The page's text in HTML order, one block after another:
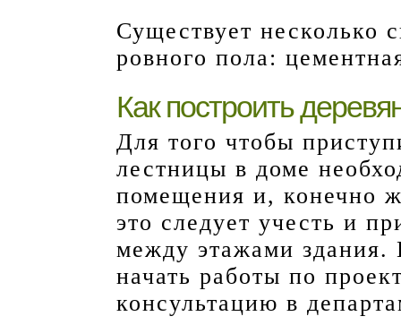
Существует несколько
ровного пола:
Как построить
Для того чтобы
лестницы в доме
помещения и, конечно
это следует учесть и
между этажами
начать работы по
консультацию в